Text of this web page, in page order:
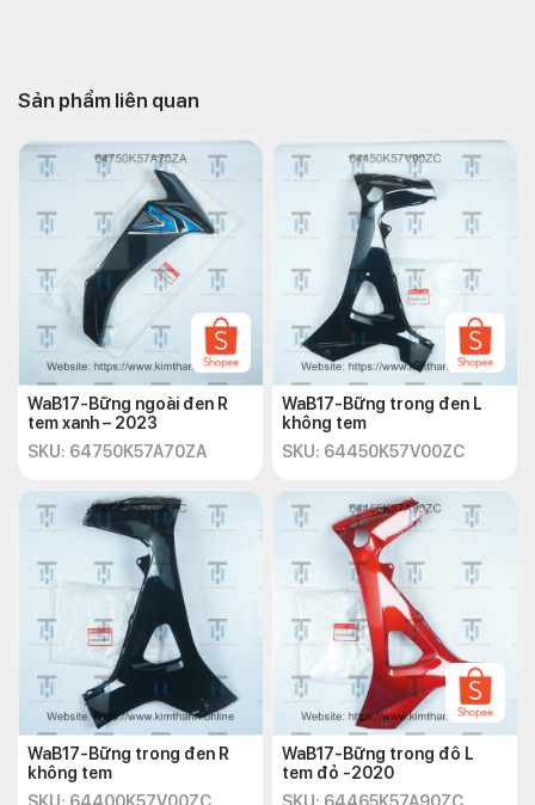
Sản phẩm liên quan
WaB17-Bững ngoài đen R
tem xanh – 2023
SKU: 64750K57A70ZA
WaB17-Bững trong đen L
không tem
SKU: 64450K57V00ZC
WaB17-Bững trong đen R
không tem
WaB17-Bững trong đô L
tem đỏ -2020